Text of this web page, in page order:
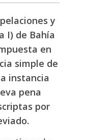
y
I) de Bahía
en
simple de
instancia
pena
por